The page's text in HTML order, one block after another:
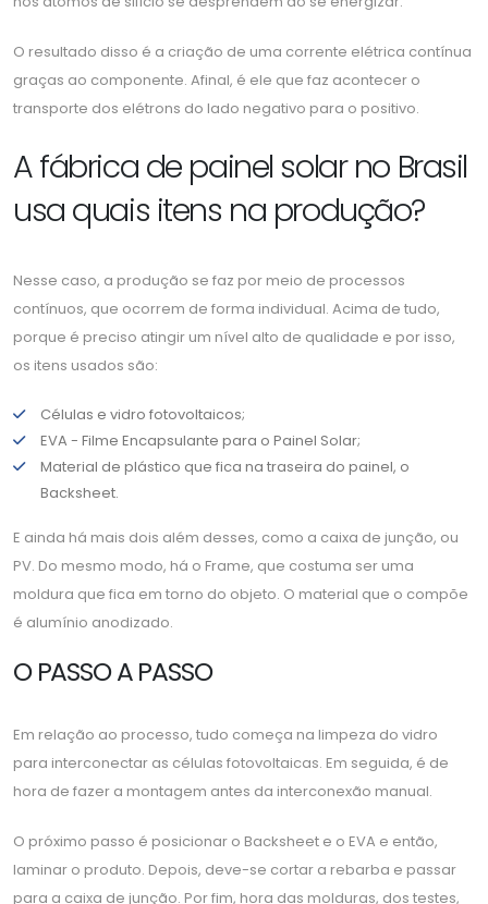
O resultado disso é a criação de uma corrente elétrica contínua
graças ao componente. Afinal, é ele que faz acontecer o
transporte dos elétrons do lado negativo para o positivo.
A fábrica de painel solar no Brasil
usa quais itens na produção?
Nesse caso, a produção se faz por meio de processos
contínuos, que ocorrem de forma individual. Acima de tudo,
porque é preciso atingir um nível alto de qualidade e por isso,
os itens usados são:
Células e vidro fotovoltaicos;
EVA - Filme Encapsulante para o Painel Solar;
Material de plástico que fica na traseira do painel, o
Backsheet.
E ainda há mais dois além desses, como a caixa de junção, ou
PV. Do mesmo modo, há o Frame, que costuma ser uma
moldura que fica em torno do objeto. O material que o compõe
é alumínio anodizado.
O PASSO A PASSO
Em relação ao processo, tudo começa na limpeza do vidro
para interconectar as células fotovoltaicas. Em seguida, é de
hora de fazer a montagem antes da interconexão manual.
O próximo passo é posicionar o Backsheet e o EVA e então,
laminar o produto. Depois, deve-se cortar a rebarba e passar
para a caixa de junção. Por fim, hora das molduras, dos testes,